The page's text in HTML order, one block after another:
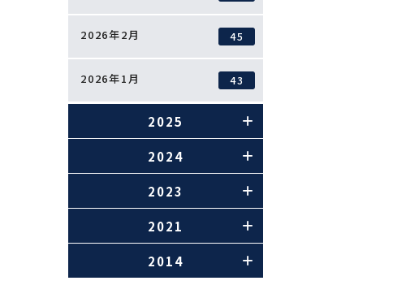
2026年2月 45
2026年1月 43
2025
2024
2023
2021
2014